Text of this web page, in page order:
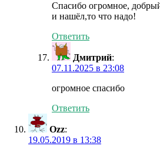
Спасибо огромное,
и нашёл,то что надо!
Ответить
Дмитрий:
07.11.2025 в 23:08
огромное спасибо
Ответить
Ozz:
19.05.2019 в 13:38